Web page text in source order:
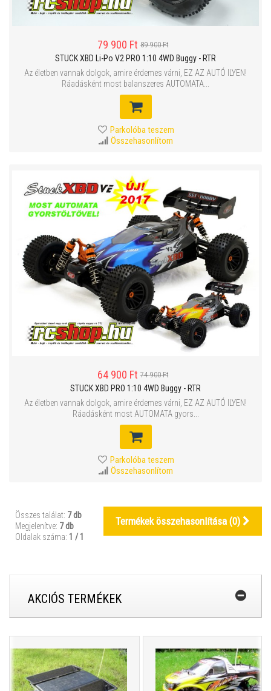
79 900 Ft 89 900 Ft
STUCK XBD Li-Po V2 PRO 1:10 4WD Buggy - RTR
Az életben vannak dolgok, amire érdemes várni, EZ AZ AUTÓ ILYEN!
Ráadásként most balanszeres AUTOMATA...
Parkolóba teszem
Összehasonlítom
64 900 Ft 74 900 Ft
STUCK XBD PRO 1:10 4WD Buggy - RTR
Az életben vannak dolgok, amire érdemes várni, EZ AZ AUTÓ ILYEN!
Ráadásként most AUTOMATA gyors...
Parkolóba teszem
Összehasonlítom
Összes találat: 7 db
Megjelenítve: 7 db
Oldalak száma: 1 / 1
Termékek összehasonlítása (0)
AKCIÓS TERMÉKEK